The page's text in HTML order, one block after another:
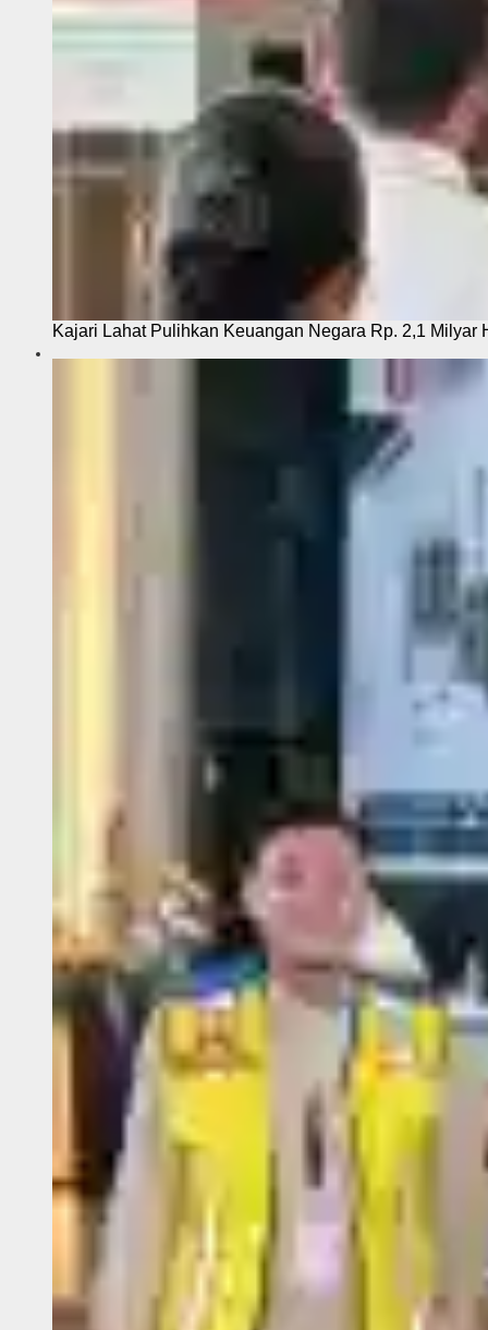
Kajari Lahat Pulihkan Keuangan Negara Rp. 2,1 Milyar